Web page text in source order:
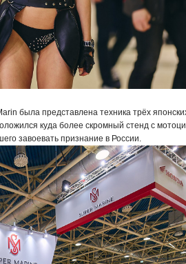
была представлена техника трёх
куда более скромный стенд с
завоевать признание в России.